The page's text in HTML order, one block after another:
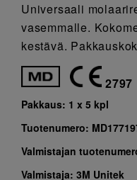
Universaali
vasemmalle.
kestävä.
2797
Pakkaus: 1 x 5 kpl
Tuotenumero:
Valmistajan
Valmistaja: 3M Unitek